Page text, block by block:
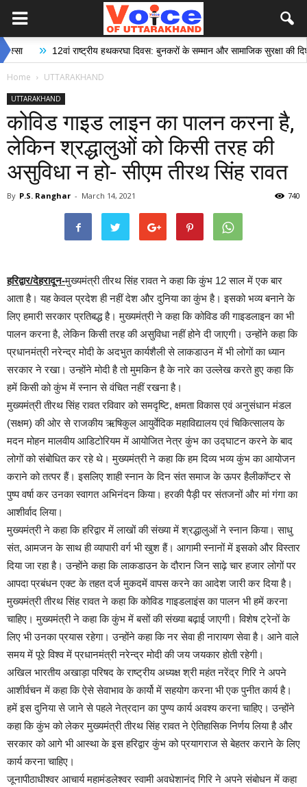
» 12वां राष्ट्रीय हथकरघा दिवस: बुनकरों के सम्मान और सामाजिक सुरक्षा की दिशा में
Home UTTARAKHAND
UTTARAKHAND
कोविड गाइड लाइन का पालन करना है,
लेकिन श्रद्धालुओं को किसी तरह की
असुविधा न हो- सीएम तीरथ सिंह रावत
By P.S. Ranghar - March 14, 2021 740
हरिद्वार/देहरादून-मुख्यमंत्री तीरथ सिंह रावत ने कहा कि कुंभ 12 साल में एक बार
आता है। यह केवल प्रदेश ही नहीं देश और दुनिया का कुंभ है। इसको भव्य बनाने के
लिए हमारी सरकार प्रतिबद्ध है। मुख्यमंत्री ने कहा कि कोविड की गाइडलाइन का भी
पालन करना है, लेकिन किसी तरह की असुविधा नहीं होने दी जाएगी। उन्होंने कहा कि
प्रधानमंत्री नरेन्द्र मोदी के अदभुत कार्यशैली से लाकडाउन में भी लोगों का ध्यान
सरकार ने रखा। उन्होंने मोदी है तो मुमकिन है के नारे का उल्लेख करते हुए कहा कि
हमें किसी को कुंभ में स्नान से वंचित नहीं रखना है।
मुख्यमंत्री तीरथ सिंह रावत रविवार को समदृष्टि, क्षमता विकास एवं अनुसंधान मंडल
(सक्षम) की ओर से राजकीय ऋषिकुल आयुर्वेदिक महाविद्यालय एवं चिकित्सालय के
मदन मोहन मालवीय आडिटोरियम में आयोजित नेत्र कुंभ का उद्घाटन करने के बाद
लोगों को संबोधित कर रहे थे। मुख्यमंत्री ने कहा कि हम दिव्य भव्य कुंभ का आयोजन
कराने को तत्पर हैं। इसलिए शाही स्नान के दिन संत समाज के ऊपर हैलीकॉप्टर से
पुष्प वर्षा कर उनका स्वागत अभिनंदन किया। हरकी पैड़ी पर संतजनों और मां गंगा का
आशीर्वाद लिया।
मुख्यमंत्री ने कहा कि हरिद्वार में लाखों की संख्या में श्रद्धालुओं ने स्नान किया। साधु
संत, आमजन के साथ ही व्यापारी वर्ग भी खुश हैं। आगामी स्नानों में इसको और विस्तार
दिया जा रहा है। उन्होंने कहा कि लाकडाउन के दौरान जिन साढ़े चार हजार लोगों पर
आपदा प्रबंधन एक्ट के तहत दर्ज मुकदमें वापस करने का आदेश जारी कर दिया है।
मुख्यमंत्री तीरथ सिंह रावत ने कहा कि कोविड गाइडलाइंस का पालन भी हमें करना
चाहिए। मुख्यमंत्री ने कहा कि कुंभ में बसों की संख्या बढ़ाई जाएगी। विशेष ट्रेनों के
लिए भी उनका प्रयास रहेगा। उन्होंने कहा कि नर सेवा ही नारायण सेवा है। आने वाले
समय में पूरे विश्व में प्रधानमंत्री नरेन्द्र मोदी की जय जयकार होती रहेगी।
अखिल भारतीय अखाड़ा परिषद के राष्ट्रीय अध्यक्ष श्री महंत नरेंद्र गिरि ने अपने
आशीर्वचन में कहा कि ऐसे सेवाभाव के कार्यो में सहयोग करना भी एक पुनीत कार्य है।
हमें इस दुनिया से जाने से पहले नेत्रदान का पुण्य कार्य अवश्य करना चाहिए। उन्होंने
कहा कि कुंभ को लेकर मुख्यमंत्री तीरथ सिंह रावत ने ऐतिहासिक निर्णय लिया है और
सरकार को आगे भी आस्था के इस हरिद्वार कुंभ को प्रयागराज से बेहतर कराने के लिए
कार्य करना चाहिए।
जूनापीठाधीश्वर आचार्य महामंडलेश्वर स्वामी अवधेशानंद गिरि ने अपने संबोधन में कहा